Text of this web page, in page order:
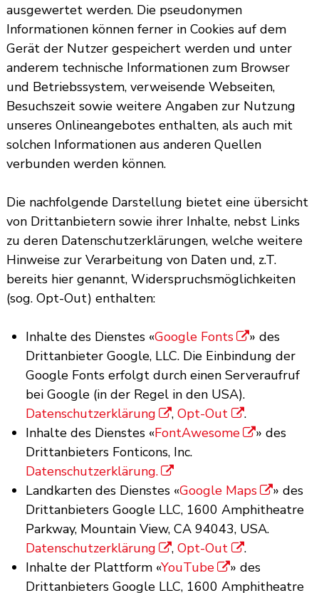
ausgewertet werden. Die pseudonymen
Informationen können ferner in Cookies auf dem
Gerät der Nutzer gespeichert werden und unter
anderem technische Informationen zum Browser
und Betriebssystem, verweisende Webseiten,
Besuchszeit sowie weitere Angaben zur Nutzung
unseres Onlineangebotes enthalten, als auch mit
solchen Informationen aus anderen Quellen
verbunden werden können.
Die nachfolgende Darstellung bietet eine übersicht
von Drittanbietern sowie ihrer Inhalte, nebst Links
zu deren Datenschutzerklärungen, welche weitere
Hinweise zur Verarbeitung von Daten und, z.T.
bereits hier genannt, Widerspruchsmöglichkeiten
(sog. Opt-Out) enthalten:
Inhalte des Dienstes «Google Fonts
» des
Drittanbieter Google, LLC. Die Einbindung der
Google Fonts erfolgt durch einen Serveraufruf
bei Google (in der Regel in den USA).
Datenschutzerklärung
,Opt-Out
.
Inhalte des Dienstes «FontAwesome
» des
Drittanbieters Fonticons, Inc.
Datenschutzerklärung.
Landkarten des Dienstes «Google Maps
» des
Drittanbieters Google LLC, 1600 Amphitheatre
Parkway, Mountain View, CA 94043, USA.
Datenschutzerklärung
,Opt-Out
.
Inhalte der Plattform «YouTube
» des
Drittanbieters Google LLC, 1600 Amphitheatre